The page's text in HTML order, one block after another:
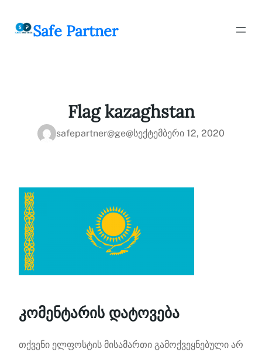
გადასვლაSafe Partner
Flag kazaghstan
safepartner@ge@სექტემბერი 12, 2020
კომენტარის დატოვება
თქვენი ელფოსტის მისამართი გამოქვეყნებული არ